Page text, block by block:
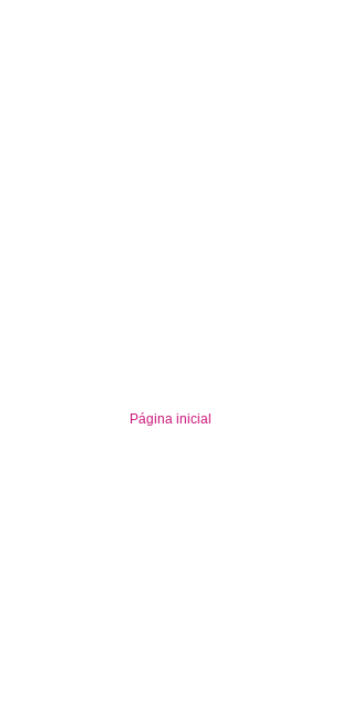
Página inicial